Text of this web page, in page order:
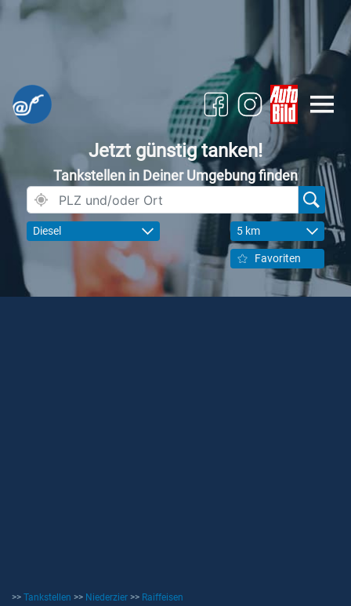
Jetzt günstig tanken!
Tankstellen in Deiner Umgebung finden
Diesel 5 km
Favoriten
>> Tankstellen >> Niederzier >> Raiffeisen